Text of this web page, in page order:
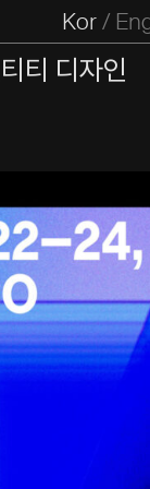
Kor/
Identity
티 디자인